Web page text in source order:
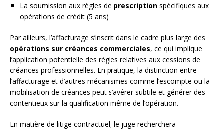
La soumission aux règles de prescription spécifiques aux
opérations de crédit (5 ans)
Par ailleurs, l’affacturage s’inscrit dans le cadre plus large des
opérations sur créances commerciales, ce qui implique
l’application potentielle des règles relatives aux cessions de
créances professionnelles. En pratique, la distinction entre
l’affacturage et d’autres mécanismes comme l’escompte ou la
mobilisation de créances peut s’avérer subtile et générer des
contentieux sur la qualification même de l’opération.
En matière de litige contractuel, le juge recherchera